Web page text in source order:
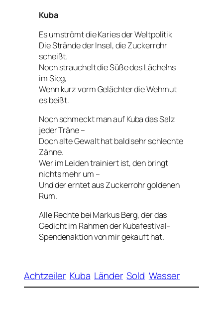
Kuba
Es umströmt die Karies der Weltpolitik
Die Strände der Insel, die Zuckerrohr
scheißt.
Noch strauchelt die Süße des Lächelns
im Sieg,
Wenn kurz vorm Gelächter die Wehmut
es beißt.
Noch schmeckt man auf Kuba das Salz
jeder Träne –
Doch alte Gewalt hat bald sehr schlechte
Zähne.
Wer im Leiden trainiert ist, den bringt
nichts mehr um –
Und der erntet aus Zuckerrohr goldenen
Rum.
Alle Rechte bei Markus Berg, der das
Gedicht im Rahmen der Kubafestival-
Spendenaktion von mir gekauft hat.
Achtzeiler Kuba Länder Sold Wasser